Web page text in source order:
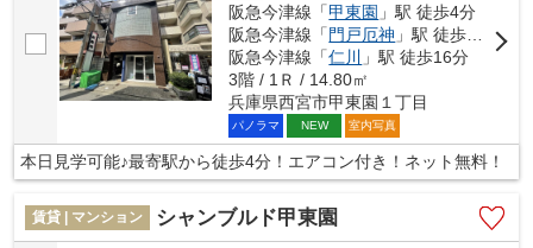
阪急今津線「甲東園 」駅 徒歩4分
阪急今津線「 門戸厄神 」駅 徒歩14分
阪急今津線「仁川
」駅 徒歩16分
3階 / 1Ｒ / 14.80㎡
兵庫県西宮市甲東園１丁目
パノラマ NEW 室内写真
本日見学可能♪最寄駅から徒歩4分！エアコン付き！ネット無料！
賃貸 | マンション シャンブルド甲東園